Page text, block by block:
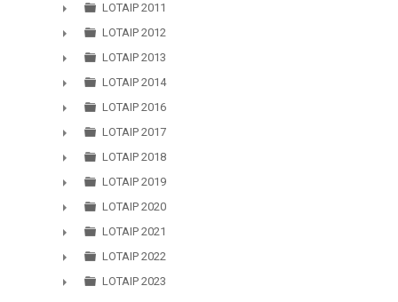
►
LOTAIP 2011
►
LOTAIP 2012
►
LOTAIP 2013
►
LOTAIP 2014
►
LOTAIP 2016
►
LOTAIP 2017
►
LOTAIP 2018
►
LOTAIP 2019
►
LOTAIP 2020
►
LOTAIP 2021
►
LOTAIP 2022
LOTAIP 2023